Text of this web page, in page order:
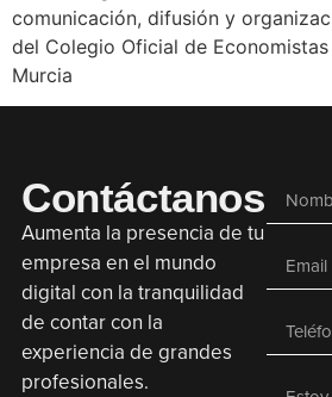
comunicación, difusión y
del Colegio Oficial de
Murcia
Contáctanos
Aumenta la presencia de tu
empresa en el mundo
digital con la tranquilidad
de contar con la
experiencia de grandes
profesionales.